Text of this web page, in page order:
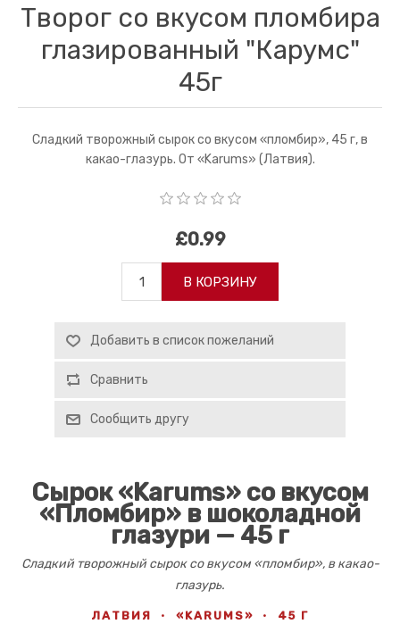
Творог со вкусом пломбира
глазированный "Карумс"
45г
Сладкий творожный сырок со вкусом «пломбир», 45 г, в
какао-глазурь. От «Karums» (Латвия).
£0.99
В КОРЗИНУ
Добавить в список пожеланий
Сравнить
Сообщить другу
Сырок «Karums» со вкусом
«Пломбир» в шоколадной
глазури — 45 г
Сладкий творожный сырок со вкусом «пломбир», в какао-
глазурь.
ЛАТВИЯ · «KARUMS» · 45 Г